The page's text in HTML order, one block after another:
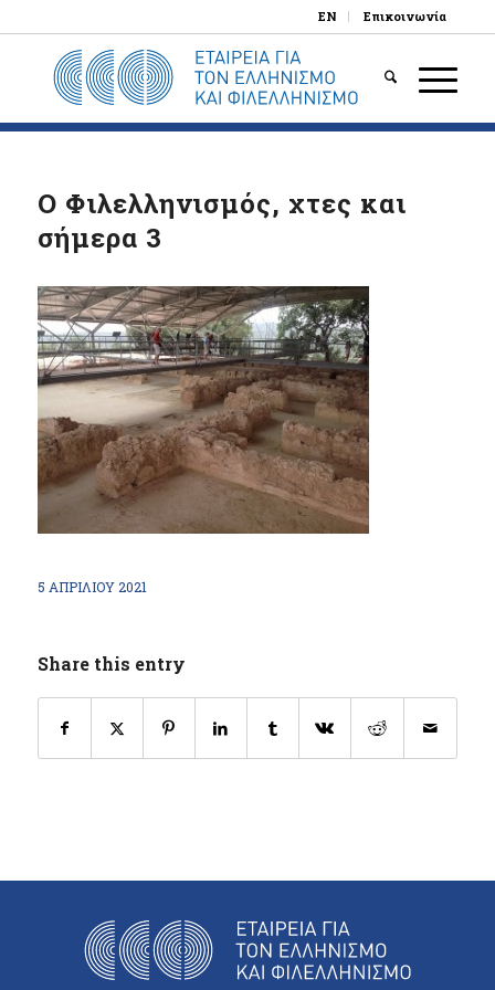
EN Επικοινωνία
Ο Φιλελληνισμός, χτες και
σήμερα 3
5 ΑΠΡΙΛΊΟΥ 2021
Share this entry